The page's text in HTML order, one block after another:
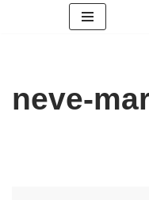
neve-